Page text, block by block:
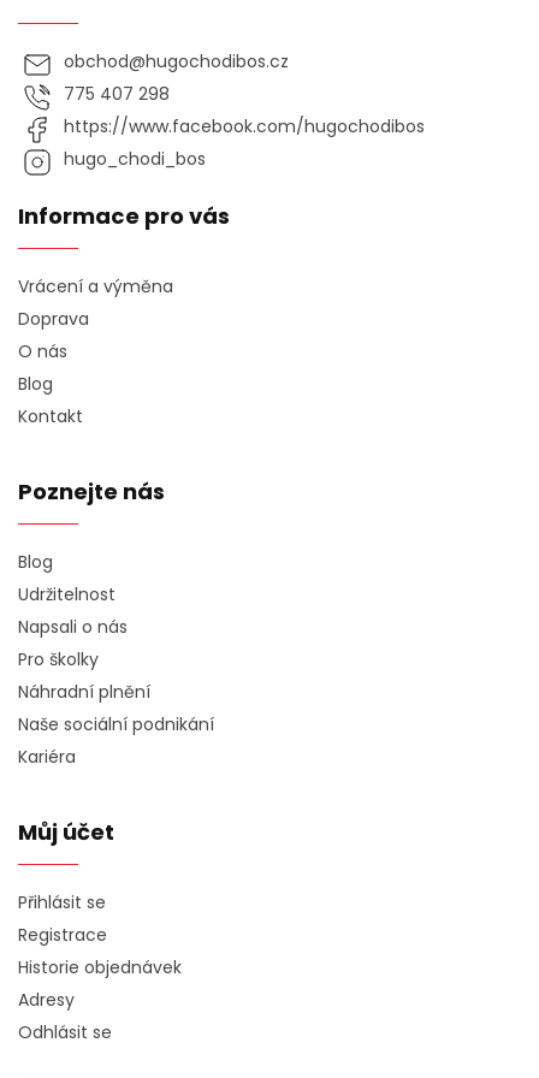
obchod@hugochodibos.cz
775 407 298
https://www.facebook.com/hugochodibos
hugo_chodi_bos
Informace pro vás
Vrácení a výměna
Doprava
O nás
Blog
Kontakt
Poznejte nás
Blog
Udržitelnost
Napsali o nás
Pro školky
Náhradní plnění
Naše sociální podnikání
Kariéra
Můj účet
Přihlásit se
Registrace
Historie objednávek
Adresy
Odhlásit se